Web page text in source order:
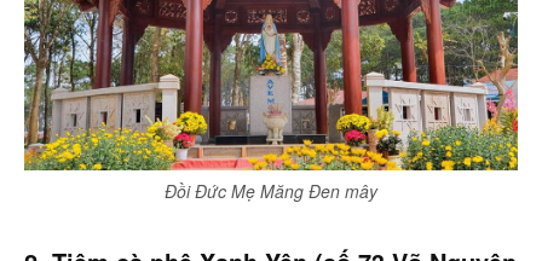
Đồi Đức Mẹ Măng Đen mây